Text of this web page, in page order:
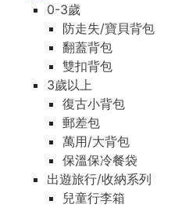
0-3歲
防走失/寶貝背包
翻蓋背包
雙扣背包
3歲以上
復古小背包
郵差包
萬用/大背包
保溫保冷餐袋
出遊旅行/收納系列
兒童行李箱